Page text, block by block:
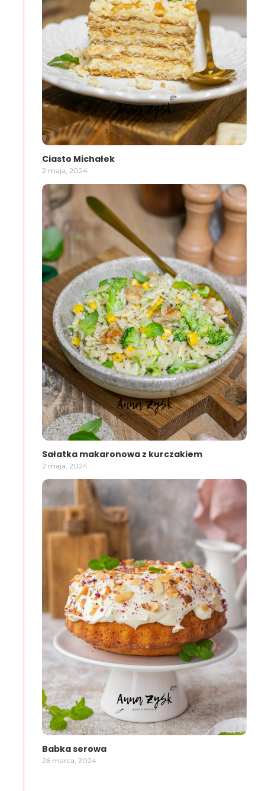
Ciasto Michałek
2 maja, 2024
Sałatka makaronowa z kurczakiem
2 maja, 2024
Babka serowa
26 marca, 2024